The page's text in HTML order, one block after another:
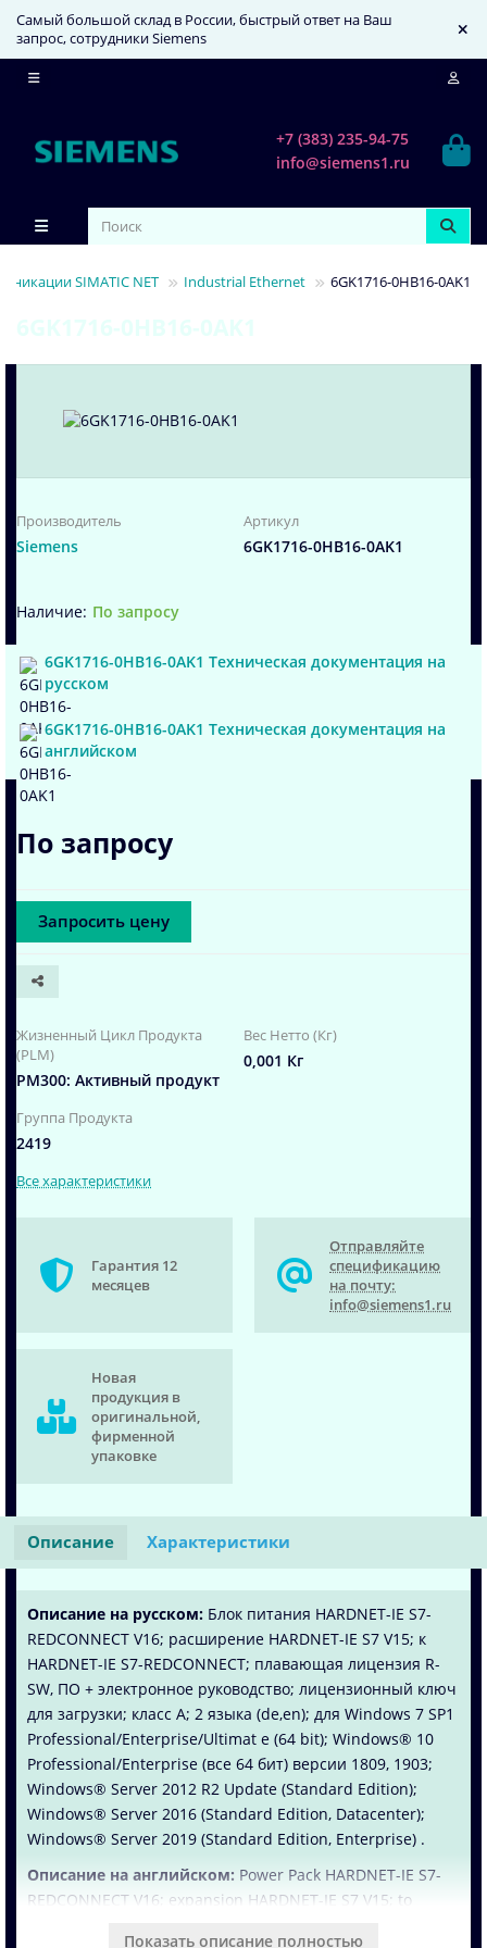
Самый большой склад в России, быстрый ответ на Ваш
запрос, сотрудники Siemens
+7 (383) 235-94-75
info@siemens1.ru
SIMATIC NET Industrial Ethernet 6GK1716-0HB16-0AK1
6GK1716-0HB16-0AK1
Производитель
Siemens
Артикул
6GK1716-0HB16-0AK1
По запросу
6GK1716-0HB16-0AK1 Техническая документация на
русском
6GK1716-0HB16-0AK1 Техническая документация на
английском
По запросу
Запросить цену
Жизненный Цикл Продукта
(PLM)
PM300: Активный продукт
Вес Нетто (Кг)
0,001 Кг
Группа Продукта
2419
Все характеристики
Гарантия 12
месяцев
Отправляйте
спецификацию
на почту:
info@siemens1.ru
Новая
продукция в
оригинальной,
фирменной
упаковке
Описание Характеристики
Описание на русском: Блок питания HARDNET-IE S7-
REDCONNECT V16; расширение HARDNET-IE S7 V15; к
HARDNET-IE S7-REDCONNECT; плавающая лицензия R-
SW, ПО + электронное руководство; лицензионный ключ
для загрузки; класс A; 2 языка (de,en); для Windows 7 SP1
Professional/Enterprise/Ultimat e (64 bit); Windows® 10
Professional/Enterprise (все 64 бит) версии 1809, 1903;
Windows® Server 2012 R2 Update (Standard Edition);
Windows® Server 2016 (Standard Edition, Datacenter);
Windows® Server 2019 (Standard Edition, Enterprise) .
Описание на английском: Power Pack HARDNET-IE S7-
REDCONNECT V16; expansion HARDNET-IE S7 V15; to
Показать описание полностью